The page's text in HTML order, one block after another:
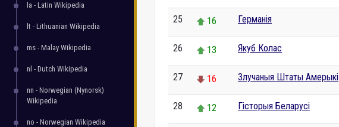
la - Latin Wikipedia
lt - Lithuanian Wikipedia
ms - Malay Wikipedia
nl - Dutch Wikipedia
nn - Norwegian (Nynorsk)
Wikipedia
no - Norwegian Wikipedia
25 16 Германія
26 13 Якуб Колас
27 16 Злучаныя Штаты Амерыкі
28 12 Гісторыя Беларусі